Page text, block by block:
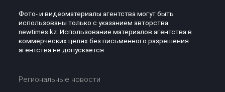
Фото- и видеоматериалы агентства могут быть
использованы только с указанием авторства
newtimes.kz. Использование материалов агентства в
коммерческих целях без письменного разрешения
агентства не допускается.
Региональные новости